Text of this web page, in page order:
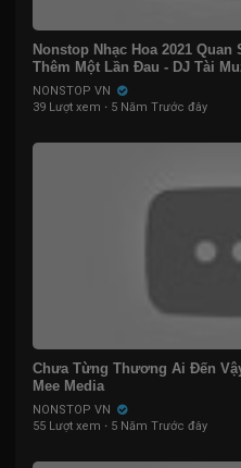
Nonstop Nhạc Hoa 2021
Thêm Một Lần Đau - DJ Tài
NONSTOP VN
39 Lượt xem · 5 Năm Trước đây
Chưa Từng Thương Ai Đến
Mee Media
NONSTOP VN
55 Lượt xem · 5 Năm Trước đây